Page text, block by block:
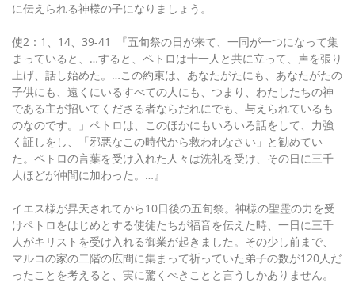
に伝えられる神様の子になりましょう。
使2：1、14、39-41 『五旬祭の日が来て、一同が一つになって集
まっていると、…すると、ペトロは十一人と共に立って、声を張り
上げ、話し始めた。…この約束は、あなたがたにも、あなたがたの
子供にも、遠くにいるすべての人にも、つまり、わたしたちの神
である主が招いてくださる者ならだれにでも、与えられているも
のなのです。」ペトロは、このほかにもいろいろ話をして、力強
く証しをし、「邪悪なこの時代から救われなさい」と勧めてい
た。ペトロの言葉を受け入れた人々は洗礼を受け、その日に三千
人ほどが仲間に加わった。…』
イエス様が昇天されてから10日後の五旬祭。神様の聖霊の力を受
けペトロをはじめとする使徒たちが福音を伝えた時、一日に三千
人がキリストを受け入れる御業が起きました。その少し前まで、
マルコの家の二階の広間に集まって祈っていた弟子の数が120人だ
ったことを考えると、実に驚くべきことと言うしかありません。